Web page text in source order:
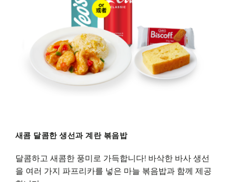
새콤 달콤한 생선과 계란 볶음밥
달콤하고 새콤한 풍미로 가득합니다! 바삭한 바사 생선
을 여러 가지 파프리카를 넣은 마늘 볶음밥과 함께 제공